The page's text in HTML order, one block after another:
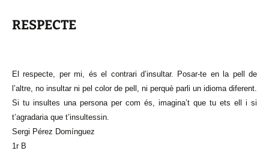
RESPECTE
El respecte, per mi, és el contrari d’insultar. Posar-te en la pell de
l’altre, no insultar ni pel color de pell, ni perquè parli un idioma diferent.
Si tu insultes una persona per com és, imagina’t que tu ets ell i si
t’agradaria que t’insultessin.
Sergi Pérez Domínguez
1r B